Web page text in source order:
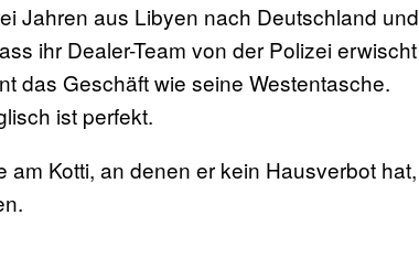
Jahren aus Libyen nach Deutschland und
ihr Dealer-Team von der Polizei erwischt
das Geschäft wie seine Westentasche.
ist perfekt.
Kotti, an denen er kein Hausverbot hat,